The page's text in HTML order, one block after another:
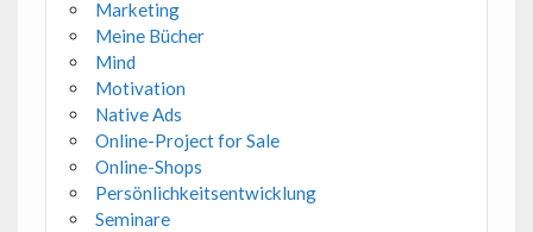
Marketing
Meine Bücher
Mind
Motivation
Native Ads
Online-Project for Sale
Online-Shops
Persönlichkeitsentwicklung
Seminare